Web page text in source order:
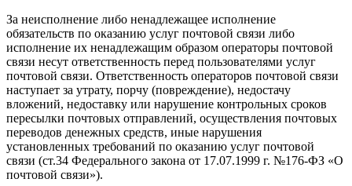
За неисполнение либо ненадлежащее исполнение
обязательств по оказанию услуг почтовой связи либо
исполнение их ненадлежащим образом операторы почтовой
связи несут ответственность перед пользователями услуг
почтовой связи. Ответственность операторов почтовой связи
наступает за утрату, порчу (повреждение), недостачу
вложений, недоставку или нарушение контрольных сроков
пересылки почтовых отправлений, осуществления почтовых
переводов денежных средств, иные нарушения
установленных требований по оказанию услуг почтовой
связи (ст.34 Федерального закона от 17.07.1999 г. №176-ФЗ «О
почтовой связи»).